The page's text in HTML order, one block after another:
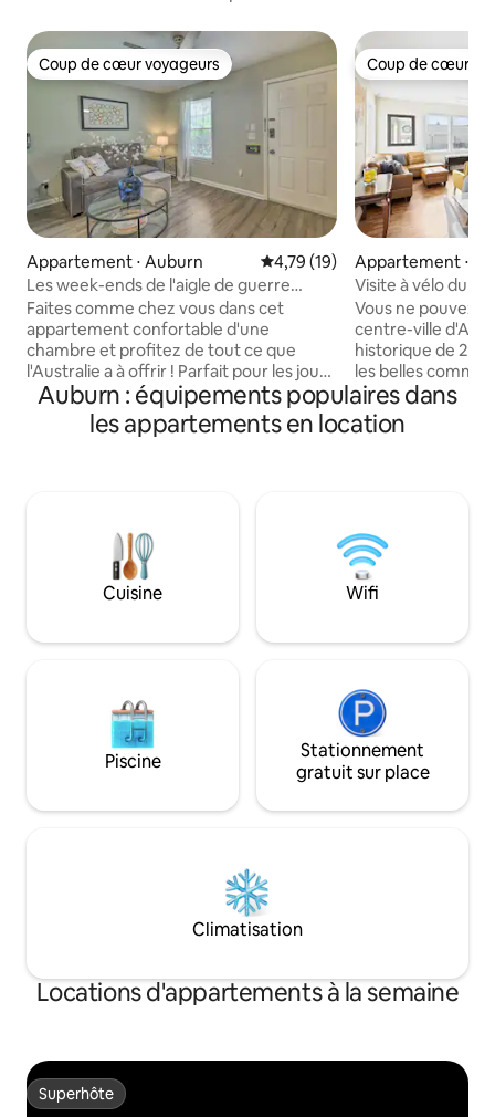
Coup de cœur voyageurs
Coup de cœur voyageurs
Appartement ⋅ Auburn Évaluation moyenne sur la
4,79 (19)
Les week-ends de l'aigle de guerre
commencent ici : appartement élégant
à Auburn
Faites comme chez vous dans cet
appartement confortable d'une
chambre et profitez de tout ce que
l'Australie a à offrir ! Parfait pour les jours
de match, les visites de campus ou un
week-end, l'espace est conçu pour le
confort et la facilité. La chambre dispose
et des attractions locales. Profitez
également de l'accès à 2 piscines et
courts de tennis. Qu'il s'agisse
d'encourager les Tigers ou d'explorer le
besoin est à quelques minutes
Coup de cœur
Coup de cœur
Appartement ⋅
Visite à vélo du
Vous ne pouvez
centre-ville d'Auburn ! Cet
historique de 2
les belles
vous feront
charme du plus
Découvrez les
Appartement au
accessible par
stationnement privée •
bienvenus
de Toomer's
Auburn : équipements populaires dans
les appartements en location
Cuisine Wifi
Piscine
Stationnement
gratuit sur place
Climatisation
Locations d'appartements à la semaine
Superhôte
Superhôte